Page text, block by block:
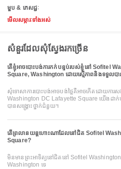
ម្ហូប & ភេសជ្ជៈ
មើលសម្ភារៈទាំងអស់
សំនួរដែលសុំស្វែងរកច្រើន
តើខ្ញុំអាចបោះបង់ការកក់បន្ទប់របស់ខ្ញុំនៅ Sofitel
Square, Washington ដោយស្មើភាពនិងទទួលបា
សុំទោសាការបោះបង់អាចបង់ថ្លៃគឺអាចកើតដោយការ
Washington DC Lafayette Square យើងដាក់
បានសង្គ្រោះថ្នាក់ជំនួយ។
តើព្រលានយន្តហោះណាដែលនៅជិត Sofitel
Square?
មិនមានព្រះអាទិត្យនៅជិតនៅ Sofitel
Washington ទេ